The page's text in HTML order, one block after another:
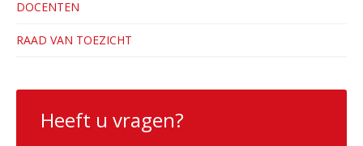
DOCENTEN
RAAD VAN TOEZICHT
Heeft u vragen?